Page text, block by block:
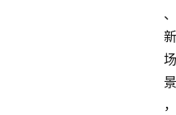
、
新
场
景
，